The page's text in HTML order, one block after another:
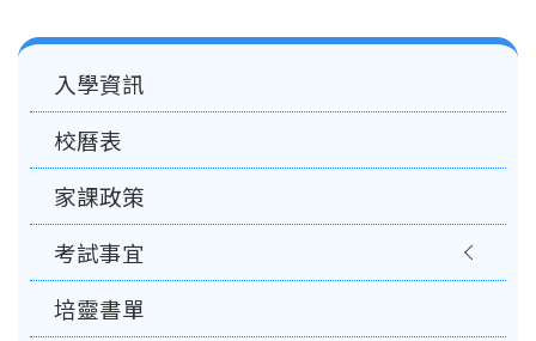
Main
navigation
入學資訊
校曆表
家課政策
考試事宜
培靈書單